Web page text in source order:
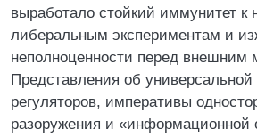
выработало стойкий иммунитет к
либеральным экспериментам и
неполноценности перед внешним
Представления об
регуляторов, императивы
разоружения и «информационной